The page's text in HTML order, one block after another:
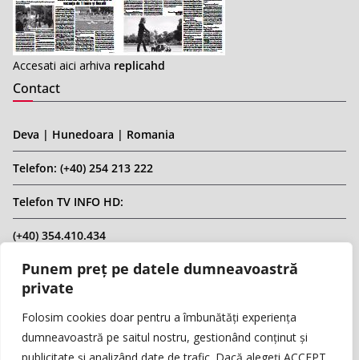
Punem preț pe datele dumneavoastră
private
Folosim cookies doar pentru a îmbunătăți experiența
dumneavoastră pe saitul nostru, gestionând conținut și
Accesati aici arhiva replicahd
Contact
Deva | Hunedoara | Romania
Telefon: (+40) 254 213 222
Telefon TV INFO HD:
(+40) 354.410.434
Email: infohd20@gmail.com
Website: www.replicahd.ro